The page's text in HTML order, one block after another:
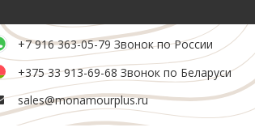
+7 916 363-05-79 Звонок по России
+375 33 913-69-68 Звонок по Беларуси
sales@monamourplus.ru